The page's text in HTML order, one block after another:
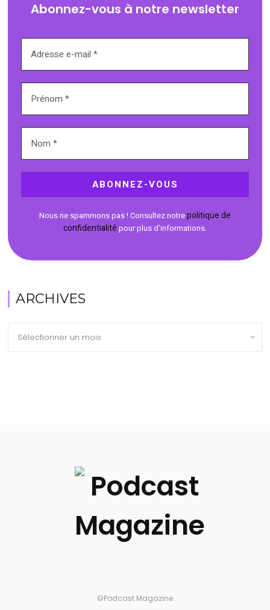
Abonnez-vous à notre newsletter
Nous ne spammons pas ! Consultez notrepolitique de
confidentialité pour plus d’informations.
ARCHIVES
©Podcast Magazine